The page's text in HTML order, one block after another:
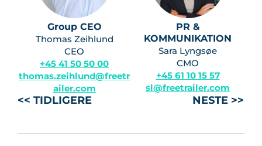
Group CEO
Thomas Zeihlund
CEO
+45 41 50 50 00
thomas.zeihlund@freetr
ailer.com
PR &
KOMMUNIKATION
Sara Lyngsøe
CMO
+45 61 10 15 57
sl@freetrailer.com
<< TIDLIGERE NESTE >>